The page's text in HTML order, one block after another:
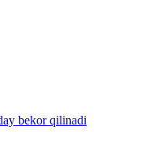
bekor qilinadi